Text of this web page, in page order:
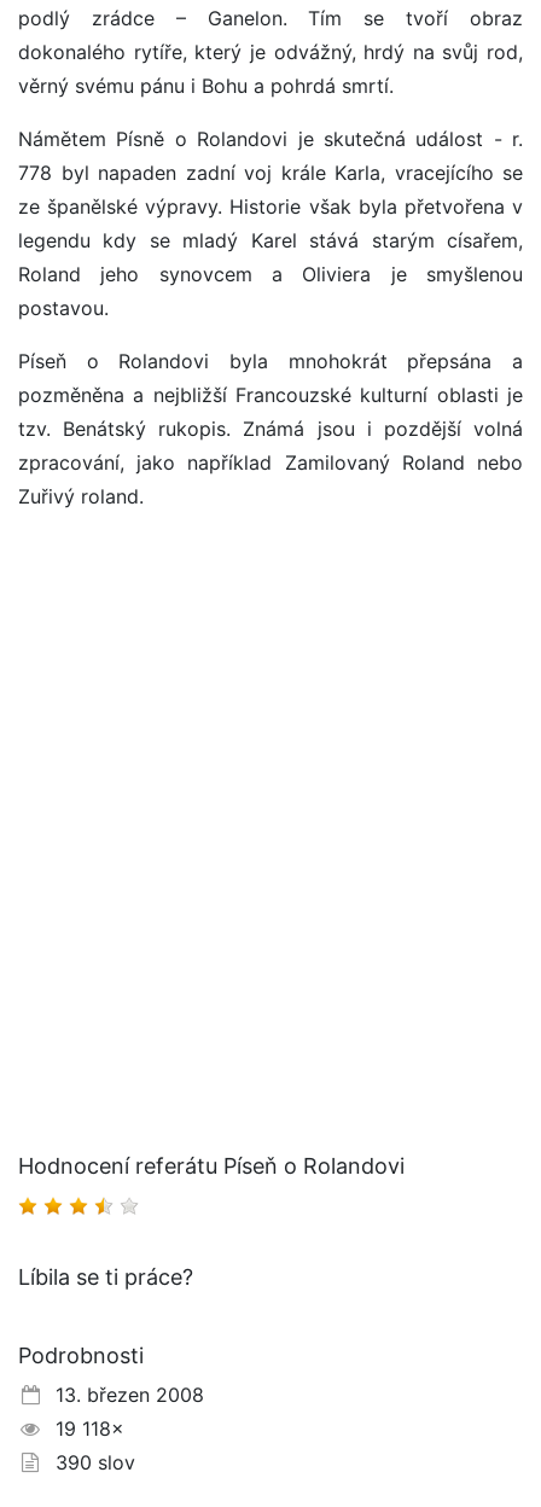
podlý zrádce – Ganelon. Tím se tvoří obraz
dokonalého rytíře, který je odvážný, hrdý na svůj rod,
věrný svému pánu i Bohu a pohrdá smrtí.
Námětem Písně o Rolandovi je skutečná událost - r.
778 byl napaden zadní voj krále Karla, vracejícího se
ze španělské výpravy. Historie však byla přetvořena v
legendu kdy se mladý Karel stává starým císařem,
Roland jeho synovcem a Oliviera je smyšlenou
postavou.
Píseň o Rolandovi byla mnohokrát přepsána a
pozměněna a nejbližší Francouzské kulturní oblasti je
tzv. Benátský rukopis. Známá jsou i pozdější volná
zpracování, jako například Zamilovaný Roland nebo
Zuřivý roland.
Hodnocení referátu Píseň o Rolandovi
Líbila se ti práce?
Podrobnosti
13. březen 2008
19 118×
390 slov